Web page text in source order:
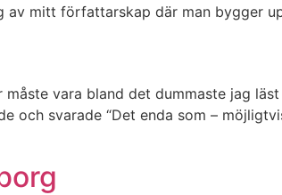
av mitt författarskap där man bygger
vara bland det dummaste jag
och svarade “Det enda som –